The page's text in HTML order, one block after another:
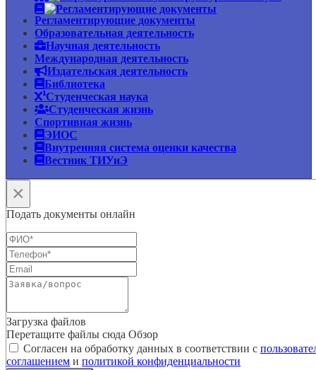
Регламентирующие документы
Образовательная деятельность
Научная деятельность
Международная деятельность
Издательская деятельность
Библиотека
Студенческая наука
Студенческая жизнь
Спортивная жизнь
ЭИОС
Внутренняя система оценки качества
Вестник ТИУиЭ
×
Подать документы онлайн
Загрузка файлов
Перетащите файлы сюда Обзор
Согласен на обработку данных в соответствии с
соглашением и политикой конфиденциальности